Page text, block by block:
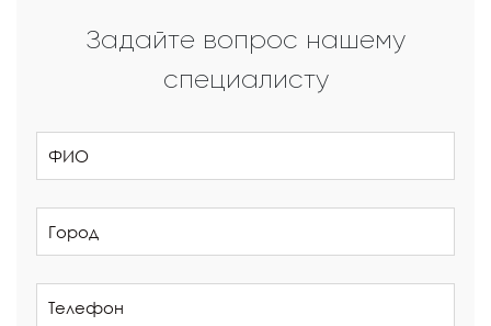
Задайте вопрос нашему
специалисту